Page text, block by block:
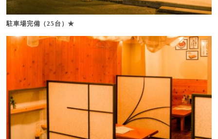
駐車場完備（25台）★